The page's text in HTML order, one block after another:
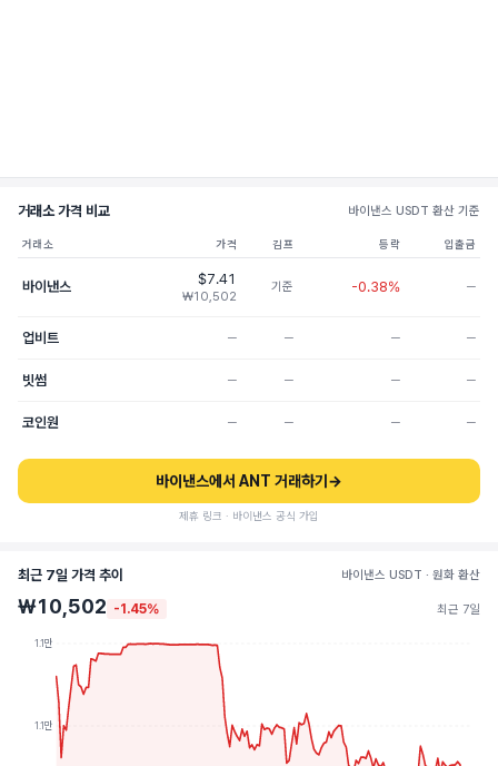
거래소 가격 비교 바이낸스 USDT 환산 기준
거래소 가격 김프 등락 입출금
바이낸스 $7.41
₩10,502
기준 -0.38% ─
업비트 ─ ─ ─ ─
빗썸 ─ ─ ─ ─
코인원 ─ ─ ─ ─
바이낸스에서 ANT 거래하기 →
제휴 링크 · 바이낸스 공식 가입
최근 7일 가격 추이 바이낸스 USDT · 원화 환산
₩10,502 -1.45% 최근 7일
1.1만
1.1만